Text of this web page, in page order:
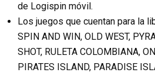
de Logispin móvil.
Los juegos que cuentan para la
SPIN AND WIN, OLD WEST,
SHOT, RULETA COLOMBIANA,
PIRATES ISLAND, PARADISE